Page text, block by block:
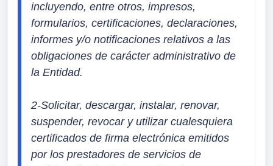
incluyendo, entre otros, impresos,
formularios, certificaciones, declaraciones,
informes y/o notificaciones relativos a las
obligaciones de carácter administrativo de
la Entidad.
2-Solicitar, descargar, instalar, renovar,
suspender, revocar y utilizar cualesquiera
certificados de firma electrónica emitidos
por los prestadores de servicios de